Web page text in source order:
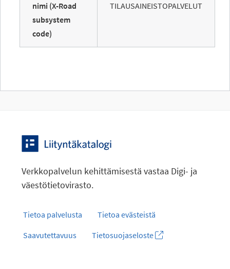
nimi (X-Road
subsystem
code)
TILAUSAINEISTOPALVELUT
Verkkopalvelun kehittämisestä vastaa Digi- ja
väestötietovirasto.
Tietoa palvelusta
Tietoa evästeistä
Saavutettavuus
Tietosuojaseloste